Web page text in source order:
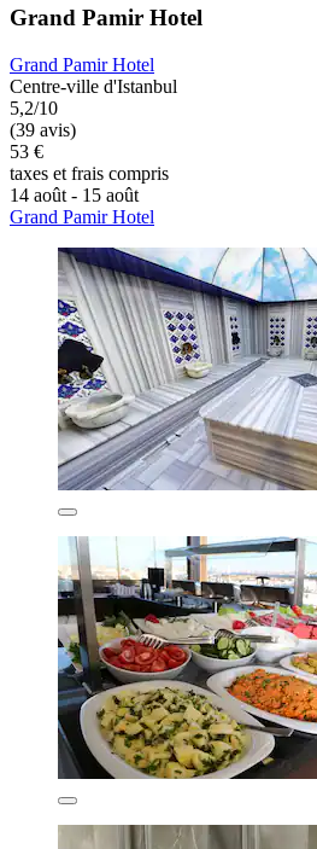
Grand Pamir Hotel
Grand Pamir Hotel
Centre-ville d'Istanbul
5,2/10
(39 avis)
53 €
taxes et frais compris
14 août - 15 août
Grand Pamir Hotel